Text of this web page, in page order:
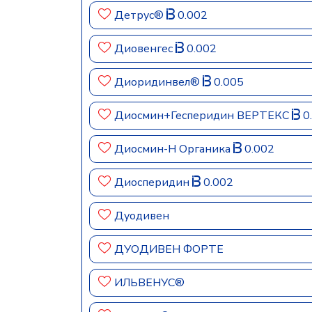
Детрус® 0.002
Диовенгес 0.002
Диоридинвел® 0.005
Диосмин+Гесперидин ВЕРТЕКС
Диосмин-Н Органика 0.002
Диосперидин 0.002
Дуодивен
ДУОДИВЕН ФОРТЕ
ИЛЬВЕНУС®